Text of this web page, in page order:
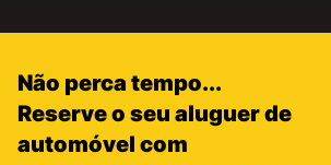
Não perca tempo...
Reserve o seu aluguer de
automóvel com